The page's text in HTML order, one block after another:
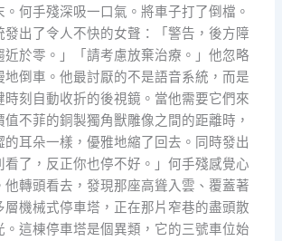
何手殘深吸一口氣。將車子打了倒檔。
發出了令人不快的女聲：「警告，後方障
近於零。」「請考慮放棄治療。」他忽略
地倒車。他最討厭的不是語音系統，而是
時刻自動收折的後視鏡。當他需要它們來
不菲的銅製獨角獸雕像之間的距離時，
的耳朵一樣，優雅地縮了回去。同時發出
看了，反正你也停不好。」何手殘感覺心
他轉頭看去，發現那座高聳入雲、覆蓋著
層機械式停車塔，正在那片窄巷的盡頭散
。這棟停車塔是個異類，它的三號車位始